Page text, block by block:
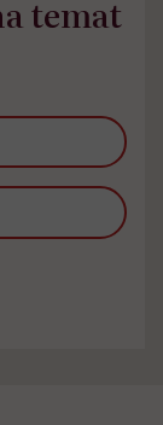
temat